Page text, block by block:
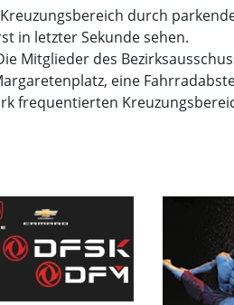
durch
in letzter Sekunde sehen.
Mitglieder des
eine
frequentierten